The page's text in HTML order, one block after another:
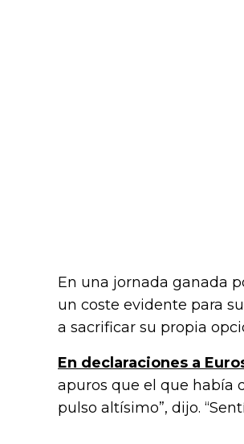
En una jornada ganada
un coste evidente para
a sacrificar su propia
En declaraciones a
apuros que el que había
pulso altísimo”, dijo.